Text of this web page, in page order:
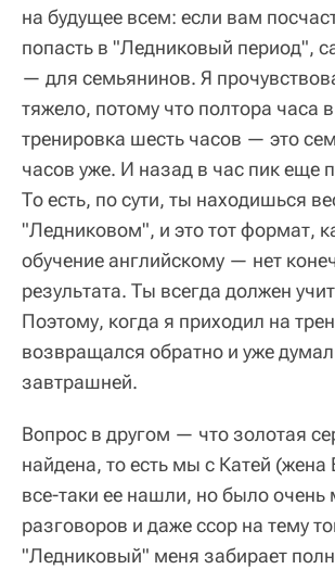
на будущее всем: если вам
попасть в "Ледниковый период",
— для семьянинов. Я
тяжело, потому что полтора часа
тренировка шесть часов — это
часов уже. И назад в час пик еще
То есть, по сути, ты находишься
"Ледниковом", и это тот формат,
обучение английскому — нет
результата. Ты всегда должен
Поэтому, когда я приходил на
возвращался обратно и уже
завтрашней.
Вопрос в другом — что золотая
найдена, то есть мы с Катей (жена
все-таки ее нашли, но было очень
разговоров и даже ссор на тему
"Ледниковый" меня забирает